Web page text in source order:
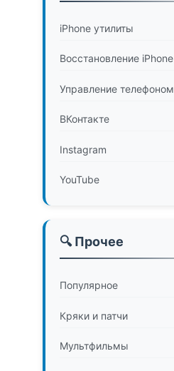
iPhone утилиты
Восстановление iPhone
Управление телефоном
ВКонтакте
Instagram
YouTube
🔍 Прочее
Популярное
Кряки и патчи
Мультфильмы